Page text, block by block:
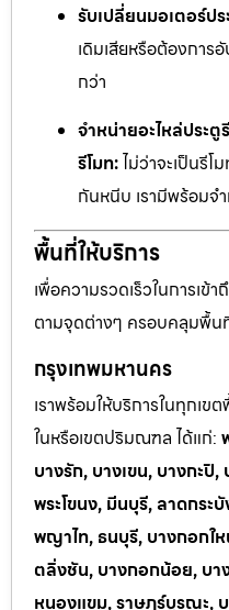
รับเปลี่ยนมอเตอร์ปร
เดิมเสียหรือต้องการ
กว่า
จำหน่ายอะไหล่ประตู
รีโมท:ไม่ว่าจะเป็นรีโ
กันหนีบ เรามีพร้อมจ
พื้นที่ให้บริการ
เพื่อความรวดเร็วในการเข้
ตามจุดต่างๆ ครอบคลุมพื้น
กรุงเทพมหานคร
เราพร้อมให้บริการในทุกเข
ในหรือเขตปริมณฑล ได้แก่:
บางรัก, บางเขน, บางกะ
พระโขนง, มีนบุรี, ลาดกร
พญาไท, ธนบุรี, บางกอกใ
ตลิ่งชัน, บางกอกน้อย, บา
หนองแขม, ราษฎร์บูรณะ,